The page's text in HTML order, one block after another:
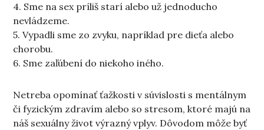
4. Sme na sex príliš starí alebo už jednoducho
nevládzeme.
5. Vypadli sme zo zvyku, napríklad pre dieťa alebo
chorobu.
6. Sme zaľúbení do niekoho iného.
Netreba opomínať ťažkosti v súvislosti s mentálnym
či fyzickým zdravím alebo so stresom, ktoré majú na
náš sexuálny život výrazný vplyv. Dôvodom môže byť